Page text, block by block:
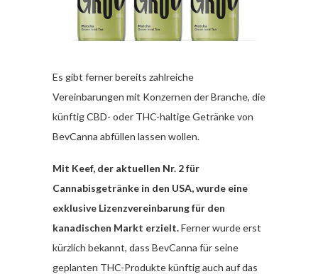
Es gibt ferner bereits zahlreiche
Vereinbarungen mit Konzernen der Branche, die
künftig CBD- oder THC-haltige Getränke von
BevCanna abfüllen lassen wollen.
Mit Keef, der aktuellen Nr. 2 für
Cannabisgetränke in den USA, wurde eine
exklusive Lizenzvereinbarung für den
kanadischen Markt erzielt.Ferner wurde erst
kürzlich bekannt, dass BevCanna für seine
geplanten THC-Produkte künftig auch auf das